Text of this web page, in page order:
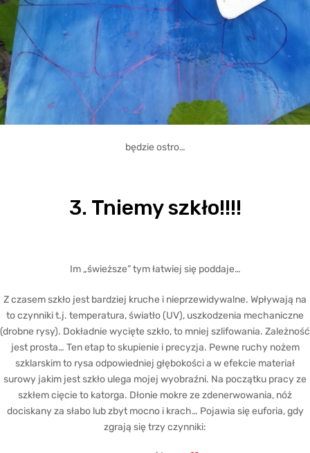
będzie ostro…
3. Tniemy szkło!!!!
Im „świeższe” tym łatwiej się poddaje…
Z czasem szkło jest bardziej kruche i nieprzewidywalne. Wpływają na
to czynniki t.j. temperatura, światło (UV), uszkodzenia mechaniczne
(drobne rysy). Dokładnie wycięte szkło, to mniej szlifowania. Zależność
jest prosta… Ten etap to skupienie i precyzja. Pewne ruchy nożem
szklarskim to rysa odpowiedniej głębokości a w efekcie materiał
surowy jakim jest szkło ulega mojej wyobraźni. Na początku pracy ze
szkłem cięcie to katorga. Dłonie mokre ze zdenerwowania, nóż
dociskany za słabo lub zbyt mocno i krach… Pojawia się euforia, gdy
zgrają się trzy czynniki: